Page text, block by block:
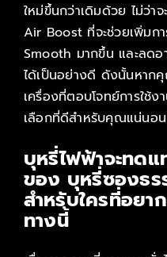
ใหม่ขึ้นกว่าเดิมด้วย ไม่ว่า
Air Boost ที่จะช่วยเพิ่มก
Smooth มากขึ้น และลดอ
ได้เป็นอย่างดี ดังนั้นหา
เครื่องที่ตอบโจทย์การใช้
เลือกที่ดีสำหรับคุณแน่นอน
บุหรี่ไฟฟ้าจะทด
ของ บุหรี่ซองธร
สำหรับใครที่อยา
ทางนี้